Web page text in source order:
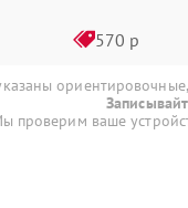
570 р
проверим ваше